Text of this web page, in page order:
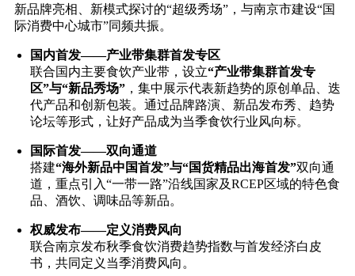
新品牌亮相、新模式探讨的“超级秀场”，与南京市建设“国
际消费中心城市”同频共振。
国内首发——产业带集群首发专区
联合国内主要食饮产业带，设立“产业带集群首发专
区”与“新品秀场” ，集中展示代表新趋势的原创单品、迭
代产品和创新包装。通过品牌路演、新品发布秀、趋势
论坛等形式，让好产品成为当季食饮行业风向标。
国际首发——双向通道
搭建“海外新品中国首发”与“国货精品出海首发”双向通
道，重点引入“一带一路”沿线国家及RCEP区域的特色食
品、酒饮、调味品等新品。
权威发布——定义消费风向
联合南京发布秋季食饮消费趋势指数与首发经济白皮
书，共同定义当季消费风向。